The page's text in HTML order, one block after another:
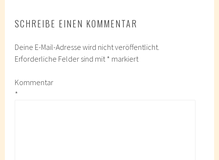
SCHREIBE EINEN KOMMENTAR
Deine E-Mail-Adresse wird nicht veröffentlicht.
Erforderliche Felder sind mit * markiert
Kommentar
*